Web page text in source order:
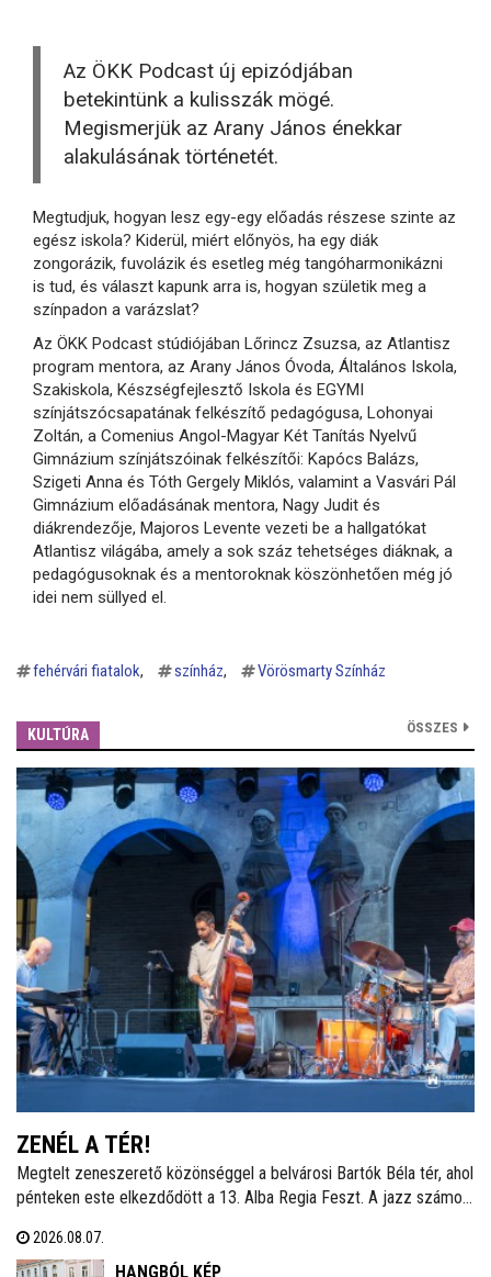
Az ÖKK Podcast új epizódjában
betekintünk a kulisszák mögé.
Megismerjük az Arany János énekkar
alakulásának történetét.
Megtudjuk, hogyan lesz egy-egy előadás részese szinte az
egész iskola? Kiderül, miért előnyös, ha egy diák
zongorázik, fuvolázik és esetleg még tangóharmonikázni
is tud, és választ kapunk arra is, hogyan születik meg a
színpadon a varázslat?
Az ÖKK Podcast stúdiójában Lőrincz Zsuzsa, az Atlantisz
program mentora, az Arany János Óvoda, Általános Iskola,
Szakiskola, Készségfejlesztő Iskola és EGYMI
színjátszócsapatának felkészítő pedagógusa, Lohonyai
Zoltán, a Comenius Angol-Magyar Két Tanítás Nyelvű
Gimnázium színjátszóinak felkészítői: Kapócs Balázs,
Szigeti Anna és Tóth Gergely Miklós, valamint a Vasvári Pál
Gimnázium előadásának mentora, Nagy Judit és
diákrendezője, Majoros Levente vezeti be a hallgatókat
Atlantisz világába, amely a sok száz tehetséges diáknak, a
pedagógusoknak és a mentoroknak köszönhetően még jó
idei nem süllyed el.
fehérvári fiatalok színház Vörösmarty Színház
KULTÚRA ÖSSZES
ZENÉL A TÉR!
Megtelt zeneszerető közönséggel a belvárosi Bartók Béla tér, ahol
pénteken este elkezdődött a 13. Alba Regia Feszt. A jazz számos
Iskola végzős diákjainak fellépése nyitotta. Itt és a Szent István
Király Múzeum Díszudvarán szombaton és vasárnap este is
2026.08.07.
HANGBÓL KÉP